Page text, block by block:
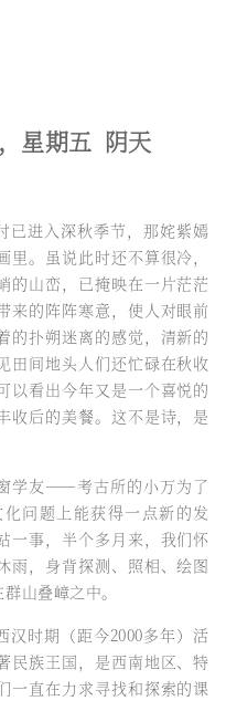
星期五 阴天
已进入深秋季节，那姹紫嫣
。虽说此时还不算很冷，
的山峦，已掩映在一片茫茫
来的阵阵寒意，使人对眼前
的扑朔迷离的感觉，清新的
田间地头人们还忙碌在秋收
以看出今年又是一个喜悦的
收后的美餐。这不是诗，是
学友——考古所的小万为了
问题上能获得一点新的发
一事，半个多月来，我们怀
雨，身背探测、照相、绘图
山叠嶂之中。
时期（距今2000多年）活
民族王国，是西南地区、特
一直在力求寻找和探索的课